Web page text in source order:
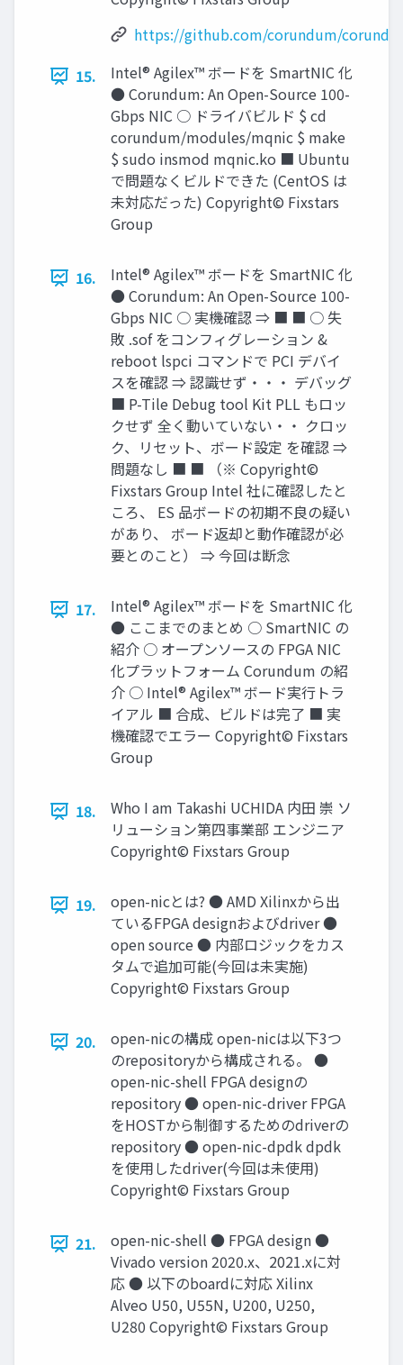
https://github.com/corundum/
15.
Intel® Agilex™ ボードを SmartNIC 化
● Corundum: An Open-Source 100-
Gbps NIC ○ ドライバビルド $ cd
corundum/modules/mqnic $ make
$ sudo insmod mqnic.ko ■ Ubuntu
で問題なくビルドできた (CentOS は
未対応だった) Copyright© Fixstars
Group
16.
Intel® Agilex™ ボードを SmartNIC 化
● Corundum: An Open-Source 100-
Gbps NIC ○ 実機確認 ⇒ ■ ■ ○ 失
敗 .sof をコンフィグレーション &
reboot lspci コマンドで PCI デバイ
スを確認 ⇒ 認識せず・・・ デバッグ
■ P-Tile Debug tool Kit PLL もロッ
クせず 全く動いていない・・ クロッ
ク、リセット、ボード設定 を確認 ⇒
問題なし ■ ■ （※ Copyright©
Fixstars Group Intel 社に確認したと
ころ、 ES 品ボードの初期不良の疑い
があり、 ボード返却と動作確認が必
要とのこと） ⇒ 今回は断念
17.
Intel® Agilex™ ボードを SmartNIC 化
● ここまでのまとめ ○ SmartNIC の
紹介 ○ オープンソースの FPGA NIC
化プラットフォーム Corundum の紹
介 ○ Intel® Agilex™ ボード実行トラ
イアル ■ 合成、ビルドは完了 ■ 実
機確認でエラー Copyright© Fixstars
Group
18.
Who I am Takashi UCHIDA 内田 崇 ソ
リューション第四事業部 エンジニア
Copyright© Fixstars Group
19.
open-nicとは? ● AMD Xilinxから出
ているFPGA designおよびdriver ●
open source ● 内部ロジックをカス
タムで追加可能(今回は未実施)
Copyright© Fixstars Group
20.
open-nicの構成 open-nicは以下3つ
のrepositoryから構成される。 ●
open-nic-shell FPGA designの
repository ● open-nic-driver FPGA
をHOSTから制御するためのdriverの
repository ● open-nic-dpdk dpdk
を使用したdriver(今回は未使用)
Copyright© Fixstars Group
21.
open-nic-shell ● FPGA design ●
Vivado version 2020.x、2021.xに対
応 ● 以下のboardに対応 Xilinx
Alveo U50, U55N, U200, U250,
U280 Copyright© Fixstars Group